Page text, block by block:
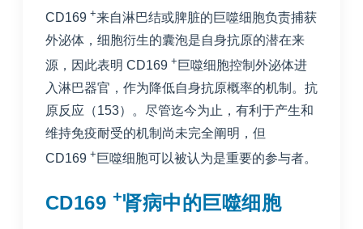
CD169 +来自淋巴结或脾脏的巨噬细胞负责捕获
外泌体，细胞衍生的囊泡是自身抗原的潜在来
源，因此表明 CD169 + 巨噬细胞控制外泌体进
入淋巴器官，作为降低自身抗原概率的机制。抗
原反应（153）。尽管迄今为止，有利于产生和
维持免疫耐受的机制尚未完全阐明，但
CD169 + 巨噬细胞可以被认为是重要的参与者。
CD169 +肾病中的巨噬细胞